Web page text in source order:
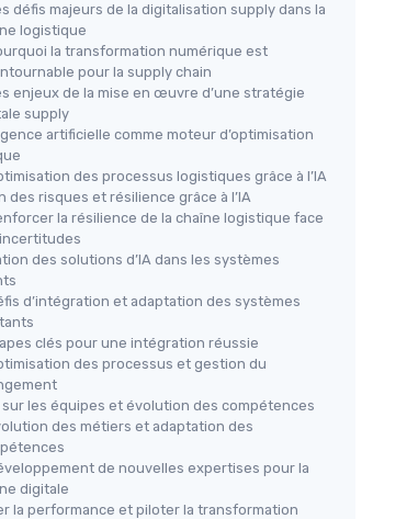
défis majeurs de la digitalisation supply dans la
logistique
la transformation numérique est
pour la supply chain
enjeux de la mise en œuvre d’une stratégie
supply
artificielle comme moteur d’optimisation
des processus logistiques grâce à l’IA
des risques et résilience grâce à l’IA
la résilience de la chaîne logistique face
des solutions d’IA dans les systèmes
d’intégration et adaptation des systèmes
clés pour une intégration réussie
des processus et gestion du
sur les équipes et évolution des compétences
des métiers et adaptation des
de nouvelles expertises pour la
digitale
la performance et piloter la transformation